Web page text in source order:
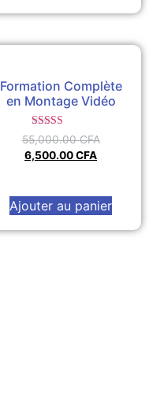
Formation Complète
en Montage Vidéo
Note
5.00
sur 5
55,000.00CFA
6,500.00CFA
Ajouter au panier